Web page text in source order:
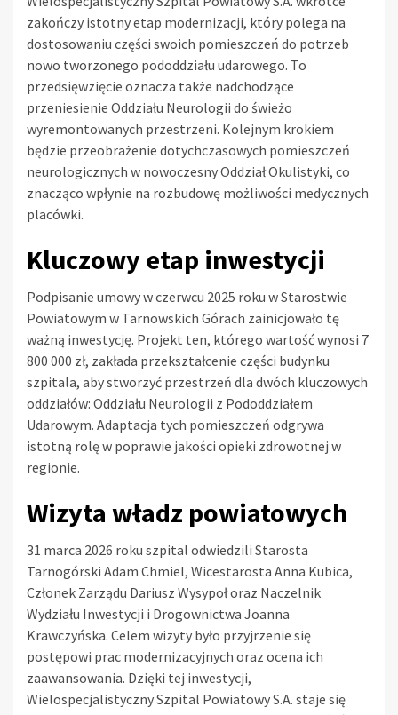
zakończy istotny etap modernizacji, który polega na
dostosowaniu części swoich pomieszczeń do potrzeb
nowo tworzonego pododdziału udarowego. To
przedsięwzięcie oznacza także nadchodzące
przeniesienie Oddziału Neurologii do świeżo
wyremontowanych przestrzeni. Kolejnym krokiem
będzie przeobrażenie dotychczasowych pomieszczeń
neurologicznych w nowoczesny Oddział Okulistyki, co
znacząco wpłynie na rozbudowę możliwości medycznych
placówki.
Kluczowy etap inwestycji
Podpisanie umowy w czerwcu 2025 roku w Starostwie
Powiatowym w Tarnowskich Górach zainicjowało tę
ważną inwestycję. Projekt ten, którego wartość wynosi 7
800 000 zł, zakłada przekształcenie części budynku
szpitala, aby stworzyć przestrzeń dla dwóch kluczowych
oddziałów: Oddziału Neurologii z Pododdziałem
Udarowym. Adaptacja tych pomieszczeń odgrywa
istotną rolę w poprawie jakości opieki zdrowotnej w
regionie.
Wizyta władz powiatowych
31 marca 2026 roku szpital odwiedzili Starosta
Tarnogórski Adam Chmiel, Wicestarosta Anna Kubica,
Członek Zarządu Dariusz Wysypoł oraz Naczelnik
Wydziału Inwestycji i Drogownictwa Joanna
Krawczyńska. Celem wizyty było przyjrzenie się
postępowi prac modernizacyjnych oraz ocena ich
zaawansowania. Dzięki tej inwestycji,
Wielospecjalistyczny Szpital Powiatowy S.A. staje się